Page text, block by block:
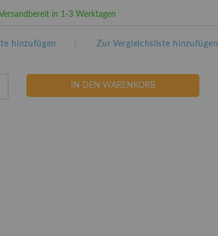
in 1-3 Werktagen
IN DEN WARENKORB
hinzufügen Zur Vergleichsliste hinzufügen